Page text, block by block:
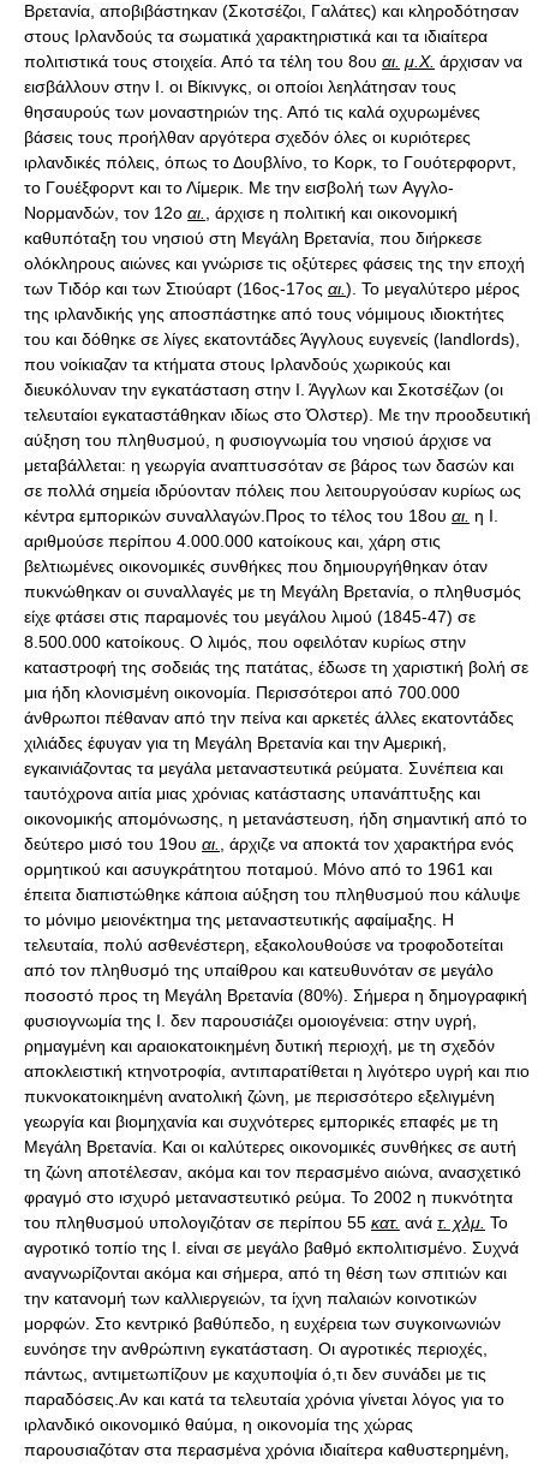
Βρετανία, αποβιβάστηκαν (Σκοτσέζοι, Γαλάτες) και κληροδότησαν
στους Ιρλανδούς τα σωματικά χαρακτηριστικά και τα ιδιαίτερα
πολιτιστικά τους στοιχεία. Από τα τέλη του 8ου αι. μ.Χ. άρχισαν να
εισβάλλουν στην Ι. οι Βίκινγκς, οι οποίοι λεηλάτησαν τους
θησαυρούς των μοναστηριών της. Από τις καλά οχυρωμένες
βάσεις τους προήλθαν αργότερα σχεδόν όλες οι κυριότερες
ιρλανδικές πόλεις, όπως το Δουβλίνο, το Κορκ, το Γουότερφορντ,
το Γουέξφορντ και το Λίμερικ. Με την εισβολή των Aγγλο-
Nορμανδών, τον 12ο αι.
, άρχισε η πολιτική και οικονομική
καθυπόταξη του νησιού στη Μεγάλη Βρετανία, που διήρκεσε
ολόκληρους αιώνες και γνώρισε τις οξύτερες φάσεις της την εποχή
των Tιδόρ και των Στιούαρτ (16ος-17ος αι. ). Το μεγαλύτερο μέρος
της ιρλανδικής γης αποσπάστηκε από τους νόμιμους ιδιοκτήτες
του και δόθηκε σε λίγες εκατοντάδες Άγγλους ευγενείς (landlords),
που νοίκιαζαν τα κτήματα στους Ιρλανδούς χωρικούς και
διευκόλυναν την εγκατάσταση στην Ι. Άγγλων και Σκοτσέζων (οι
τελευταίοι εγκαταστάθηκαν ιδίως στο Όλστερ). Με την προοδευτική
αύξηση του πληθυσμού, η φυσιογνωμία του νησιού άρχισε να
μεταβάλλεται: η γεωργία αναπτυσσόταν σε βάρος των δασών και
σε πολλά σημεία ιδρύονταν πόλεις που λειτουργούσαν κυρίως ως
κέντρα εμπορικών συναλλαγών.Προς το τέλος του 18ου αι. η Ι.
αριθμούσε περίπου 4.000.000 κατοίκους και, χάρη στις
βελτιωμένες οικονομικές συνθήκες που δημιουργήθηκαν όταν
πυκνώθηκαν οι συναλλαγές με τη Μεγάλη Βρετανία, ο πληθυσμός
είχε φτάσει στις παραμονές του μεγάλου λιμού (1845-47) σε
8.500.000 κατοίκους. Ο λιμός, που οφειλόταν κυρίως στην
καταστροφή της σοδειάς της πατάτας, έδωσε τη χαριστική βολή σε
μια ήδη κλονισμένη οικονομία. Περισσότεροι από 700.000
άνθρωποι πέθαναν από την πείνα και αρκετές άλλες εκατοντάδες
χιλιάδες έφυγαν για τη Μεγάλη Βρετανία και την Αμερική,
εγκαινιάζοντας τα μεγάλα μεταναστευτικά ρεύματα. Συνέπεια και
ταυτόχρονα αιτία μιας χρόνιας κατάστασης υπανάπτυξης και
οικονομικής απομόνωσης, η μετανάστευση, ήδη σημαντική από το
δεύτερο μισό του 19ου αι.
, άρχιζε να αποκτά τον χαρακτήρα ενός
ορμητικού και ασυγκράτητου ποταμού. Μόνο από το 1961 και
έπειτα διαπιστώθηκε κάποια αύξηση του πληθυσμού που κάλυψε
το μόνιμο μειονέκτημα της μεταναστευτικής αφαίμαξης. Η
τελευταία, πολύ ασθενέστερη, εξακολουθούσε να τροφοδοτείται
από τον πληθυσμό της υπαίθρου και κατευθυνόταν σε μεγάλο
ποσοστό προς τη Μεγάλη Βρετανία (80%). Σήμερα η δημογραφική
φυσιογνωμία της Ι. δεν παρουσιάζει ομοιογένεια: στην υγρή,
ρημαγμένη και αραιοκατοικημένη δυτική περιοχή, με τη σχεδόν
αποκλειστική κτηνοτροφία, αντιπαρατίθεται η λιγότερο υγρή και πιο
πυκνοκατοικημένη ανατολική ζώνη, με περισσότερο εξελιγμένη
γεωργία και βιομηχανία και συχνότερες εμπορικές επαφές με τη
Μεγάλη Βρετανία. Και οι καλύτερες οικονομικές συνθήκες σε αυτή
τη ζώνη αποτέλεσαν, ακόμα και τον περασμένο αιώνα, ανασχετικό
φραγμό στο ισχυρό μεταναστευτικό ρεύμα. Το 2002 η πυκνότητα
του πληθυσμού υπολογιζόταν σε περίπου 55 κατ. ανά τ. χλμ. Το
αγροτικό τοπίο της Ι. είναι σε μεγάλο βαθμό εκπολιτισμένο. Συχνά
αναγνωρίζονται ακόμα και σήμερα, από τη θέση των σπιτιών και
την κατανομή των καλλιεργειών, τα ίχνη παλαιών κοινοτικών
μορφών. Στο κεντρικό βαθύπεδο, η ευχέρεια των συγκοινωνιών
ευνόησε την ανθρώπινη εγκατάσταση. Οι αγροτικές περιοχές,
πάντως, αντιμετωπίζουν με καχυποψία ό,τι δεν συνάδει με τις
παραδόσεις.Αν και κατά τα τελευταία χρόνια γίνεται λόγος για το
ιρλανδικό οικονομικό θαύμα, η οικονομία της χώρας
παρουσιαζόταν στα περασμένα χρόνια ιδιαίτερα καθυστερημένη,